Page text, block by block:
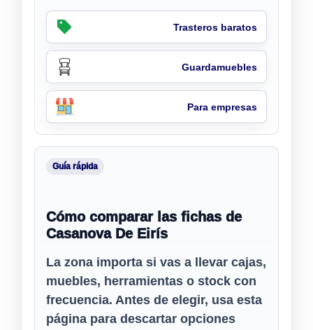
Trasteros baratos
Guardamuebles
Para empresas
Guía rápida
Cómo comparar las fichas de
Casanova De Eirís
La zona importa si vas a llevar cajas,
muebles, herramientas o stock con
frecuencia. Antes de elegir, usa esta
página para descartar opciones